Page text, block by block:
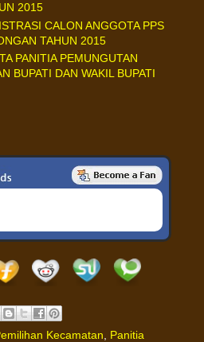
2015
CALON ANGGOTA PPS
TAHUN 2015
PANITIA PEMUNGUTAN
BUPATI DAN WAKIL BUPATI
Kecamatan
Panitia